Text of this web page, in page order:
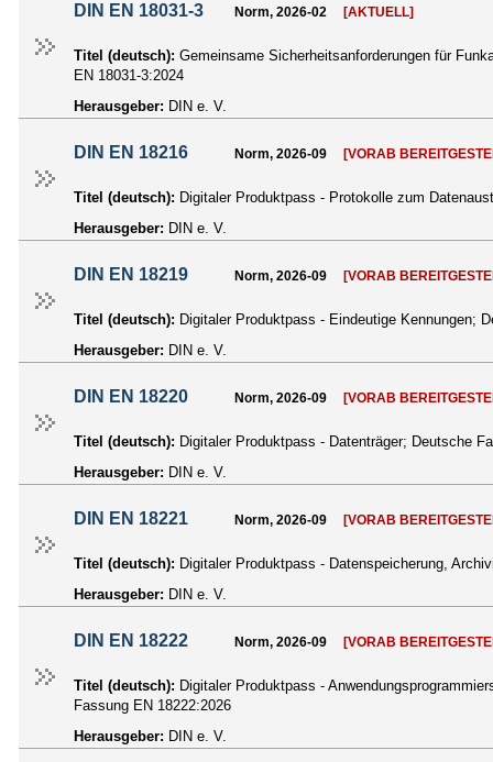
DIN EN 18031-3 Norm, 2026-02 [AKTUELL]
Titel (deutsch): Gemeinsame Sicherheitsanforderungen für
EN 18031-3:2024
Herausgeber: DIN e. V.
DIN EN 18216 Norm, 2026-09 [VORAB
Titel (deutsch): Digitaler Produktpass - Protokolle zum
Herausgeber: DIN e. V.
DIN EN 18219 Norm, 2026-09 [VORAB
Titel (deutsch): Digitaler Produktpass - Eindeutige Kennungen;
Herausgeber: DIN e. V.
DIN EN 18220 Norm, 2026-09 [VORAB
Titel (deutsch): Digitaler Produktpass - Datenträger; Deutsche
Herausgeber: DIN e. V.
DIN EN 18221 Norm, 2026-09 [VORAB
Titel (deutsch): Digitaler Produktpass - Datenspeicherung,
Herausgeber: DIN e. V.
DIN EN 18222 Norm, 2026-09 [VORAB
Titel (deutsch): Digitaler Produktpass -
Fassung EN 18222:2026
Herausgeber: DIN e. V.